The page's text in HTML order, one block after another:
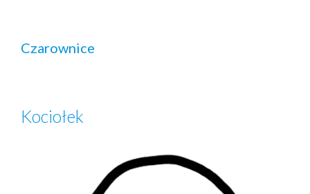
Czarownice
Kociołek